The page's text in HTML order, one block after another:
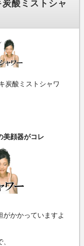
酸ミストシャ
炭酸ミストシャワ
美顔器がコレ
がかかっていますよ